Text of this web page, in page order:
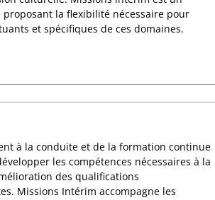
la flexibilité nécessaire pour
et spécifiques de ces domaines.
à la conduite et de la formation continue
les compétences nécessaires à la
des qualifications
Missions Intérim accompagne les